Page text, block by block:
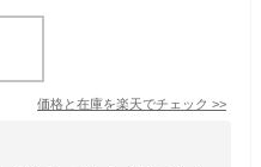
価格と在庫を楽天でチェック >>